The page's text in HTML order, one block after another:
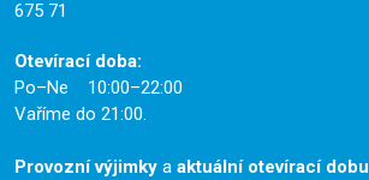
675 71
Otevírací doba:
Po–Ne 10:00–22:00
Vaříme do 21:00.
Provozní výjimky a aktuální otevírací dobu